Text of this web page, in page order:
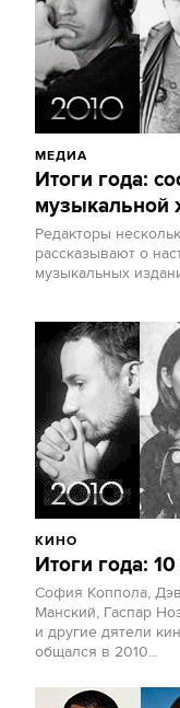
МЕДИА
Итоги года:
музыкальной
Редакторы
рассказывают о
музыкальных
КИНО
Итоги года:
София Коппола,
Манский, Гаспар
и другие дятели
общался в 2010...